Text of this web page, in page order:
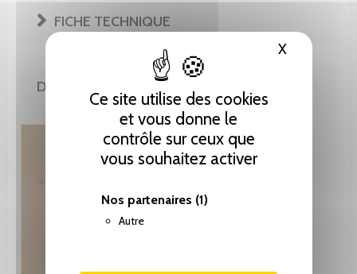
Ce site utilise des cookies
et vous donne le
contrôle sur ceux que
vous souhaitez activer
Nos partenaires (1)
Autre
XMasquer
FICHE TECHNIQUE
DE LA MÊME COLLECTION